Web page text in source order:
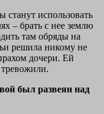
станут использовать
– брать с нее землю
там обряды на
решила никому не
дочери. Ей
был развеян над